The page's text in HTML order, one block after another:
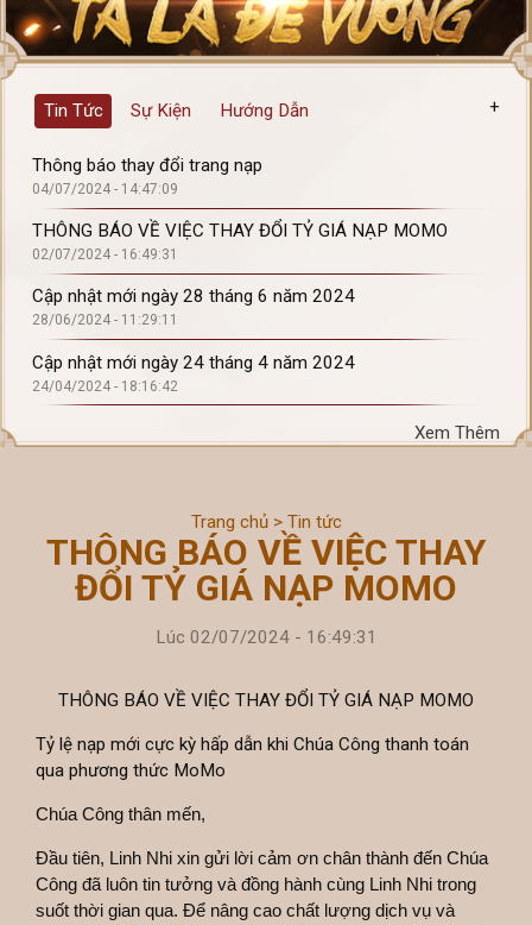
Tin Tức Sự Kiện Hướng Dẫn +
Thông báo thay đổi trang nạp
04/07/2024 - 14:47:09
THÔNG BÁO VỀ VIỆC THAY ĐỔI TỶ GIÁ NẠP MOMO
02/07/2024 - 16:49:31
Cập nhật mới ngày 28 tháng 6 năm 2024
28/06/2024 - 11:29:11
Cập nhật mới ngày 24 tháng 4 năm 2024
24/04/2024 - 18:16:42
Xem Thêm
Trang chủ> Tin tức
THÔNG BÁO VỀ VIỆC THAY
ĐỔI TỶ GIÁ NẠP MOMO
Lúc 02/07/2024 - 16:49:31
THÔNG BÁO VỀ VIỆC THAY ĐỔI TỶ GIÁ NẠP MOMO
Tỷ lệ nạp mới cực kỳ hấp dẫn khi Chúa Công thanh toán
qua phương thức MoMo
Chúa Công thân mến,
Đầu tiên, Linh Nhi xin gửi lời cảm ơn chân thành đến Chúa
Công đã luôn tin tưởng và đồng hành cùng Linh Nhi trong
suốt thời gian qua. Để nâng cao chất lượng dịch vụ và